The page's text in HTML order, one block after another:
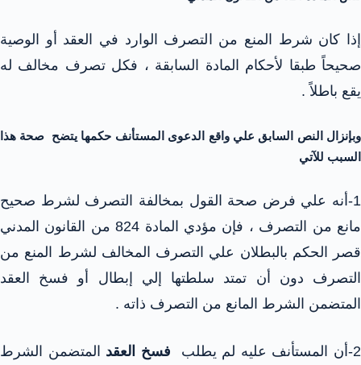
إذا كان شرط المنع من التصرف الوارد في العقد أو الوصية
صحيحاً طبقا لأحكام المادة السابقة ، فكل تصرف مخالف له
يقع باطلاً .
وبإنزال النص السابق علي واقع الدعوى المستأنف حكمها يتضح صحة هذا
السبب للآتي
1-أنه علي فرض صحة القول بمخالفة التصرف لشرط صحيح
مانع من التصرف ، فإن مؤدي المادة 824 من القانون المدني
قصر الحكم بالبطلان علي التصرف المخالف لشرط المنع من
التصرف دون أن تمتد سلطتها إلي إبطال أو فسخ العقد
المتضمن الشرط المانع من التصرف ذاته .
2-أن المستأنف عليه لم يطلب فسخ العقد المتضمن الشرط